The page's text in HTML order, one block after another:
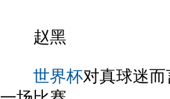
赵黑
世界杯对真球迷